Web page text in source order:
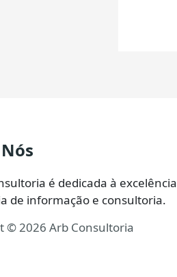
é dedicada à
de informação e consultoria.
© 2026 Arb Consultoria